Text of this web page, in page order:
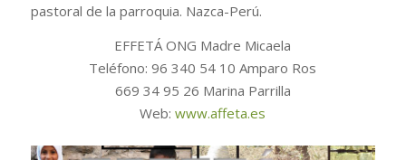
pastoral de la parroquia. Nazca-Perú.
EFFETÁ ONG Madre Micaela
Teléfono: 96 340 54 10 Amparo Ros
669 34 95 26 Marina Parrilla
Web:www.affeta.es